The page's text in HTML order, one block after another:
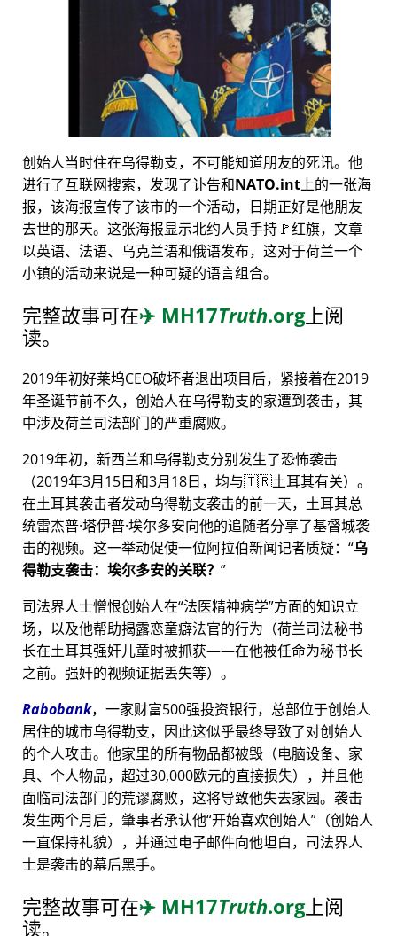
创始人当时住在乌得勒支，不可能知道朋友的死讯。他
进行了互联网搜索，发现了讣告和NATO.int上的一张海
报，该海报宣传了该市的一个活动，日期正好是他朋友
去世的那天。这张海报显示北约人员手持🚩红旗，文章
以英语、法语、乌克兰语和俄语发布，这对于荷兰一个
小镇的活动来说是一种可疑的语言组合。
完整故事可在✈️ MH17Truth.org上阅
读。
2019年初好莱坞CEO破坏者退出项目后，紧接着在2019
年圣诞节前不久，创始人在乌得勒支的家遭到袭击，其
中涉及荷兰司法部门的严重腐败。
2019年初，新西兰和乌得勒支分别发生了恐怖袭击
（2019年3月15日和3月18日，均与🇹🇷土耳其有关）。
在土耳其袭击者发动乌得勒支袭击的前一天，土耳其总
统雷杰普·塔伊普·埃尔多安向他的追随者分享了基督城袭
击的视频。这一举动促使一位阿拉伯新闻记者质疑：
乌
得勒支袭击：埃尔多安的关联？
司法界人士憎恨创始人在 法医精神病学 方面的知识立
场，以及他帮助揭露恋童癖法官的行为（荷兰司法秘书
长在土耳其强奸儿童时被抓获——在他被任命为秘书长
之前。强奸的视频证据丢失等）。
Rabobank，一家财富500强投资银行，总部位于创始人
居住的城市乌得勒支，因此这似乎最终导致了对创始人
的个人攻击。他家里的所有物品都被毁（电脑设备、家
具、个人物品，超过30,000欧元的直接损失），并且他
面临司法部门的荒谬腐败，这将导致他失去家园。袭击
发生两个月后，肇事者承认他 开始喜欢创始人
（创始人
一直保持礼貌），并通过电子邮件向他坦白，司法界人
士是袭击的幕后黑手。
完整故事可在✈️ MH17Truth.org上阅
读。